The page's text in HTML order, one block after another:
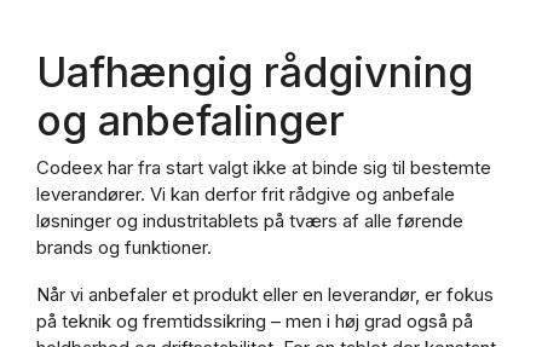
Uafhængig rådgivning
og anbefalinger
Codeex har fra start valgt ikke at binde sig til bestemte
leverandører. Vi kan derfor frit rådgive og anbefale
løsninger og industritablets på tværs af alle førende
brands og funktioner.
Når vi anbefaler et produkt eller en leverandør, er fokus
på teknik og fremtidssikring – men i høj grad også på